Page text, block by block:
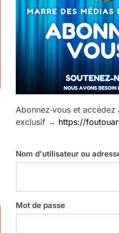
Abonnez‑vous et
exclusif → https://
Nom d'utilisateur ou
Mot de passe